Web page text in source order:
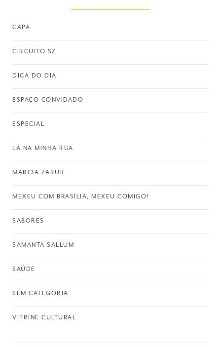
CAPA
CIRCUITO SZ
DICA DO DIA
ESPAÇO CONVIDADO
ESPECIAL
LÁ NA MINHA RUA
MARCIA ZARUR
MEXEU COM BRASÍLIA, MEXEU COMIGO!
SABORES
SAMANTA SALLUM
SAÚDE
SEM CATEGORIA
VITRINE CULTURAL